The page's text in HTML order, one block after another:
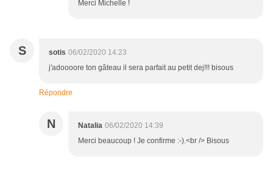
Merci Michelle !
S sotis 06/02/2020 14:23
j'adoooore ton gâteau il sera parfait au petit dej!!! bisous
Répondre
N Natalia 06/02/2020 14:39
Merci beaucoup ! Je confirme :-).<br /> Bisous